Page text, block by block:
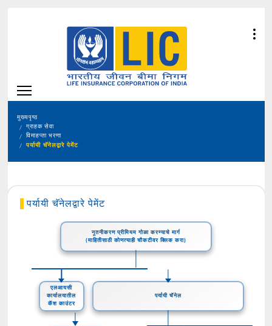
मुख्यपृष्ठ
ग्राहक सेवा
विमाहप्ता भरणा
पर्यायी चॅनेलद्वारे पेमेंट
पर्यायी चॅनेलद्वारे पेमेंट
नूतनीकरण प्रीमियम गोळा करण्याचे मार्ग
(माहितीसाठी कोणत्याही चौकटीवर क्लिक करा)
एलआयसी
कार्यालयातील
कॅश काउंटर
पर्यायी चॅनेल